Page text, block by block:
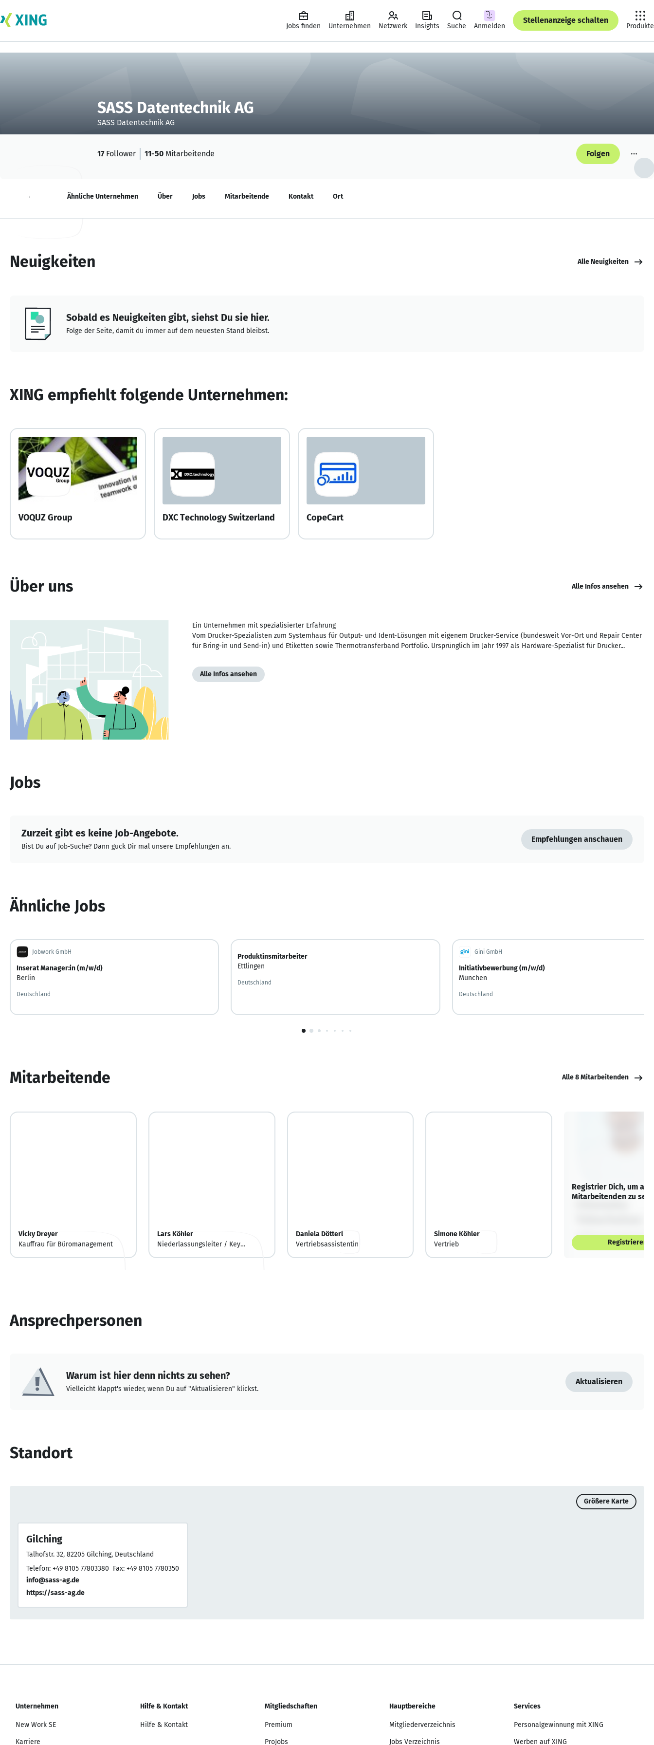
Jobs finden Unternehmen Netzwerk Insights Suche Anmelden
Stellenanzeige schalten
Produkte
SASS Datentechnik AG
SASS Datentechnik AG
17Follower 11-50 Mitarbeitende Folgen
Neuigkeiten Ähnliche Unternehmen Über Jobs Mitarbeitende Kontakt Ort
Neuigkeiten Alle Neuigkeiten
Sobald es Neuigkeiten gibt, siehst Du sie hier.
Folge der Seite, damit du immer auf dem neuesten Stand bleibst.
XING empfiehlt folgende Unternehmen:
VOQUZ Group DXC Technology Switzerland CopeCart
Über uns Alle Infos ansehen
Ein Unternehmen mit spezialisierter Erfahrung
Vom Drucker-Spezialisten zum Systemhaus für Output- und Ident-Lösungen mit eigenem Drucker-Service (bundesweit Vor-Ort und Repair Center
für Bring-in und Send-in) und Etiketten sowie Thermotransferband Portfolio. Ursprünglich im Jahr 1997 als Hardware-Spezialist für Drucker...
Alle Infos ansehen
Jobs
Zurzeit gibt es keine Job-Angebote.
Bist Du auf Job-Suche? Dann guck Dir mal unsere Empfehlungen an.
Empfehlungen anschauen
Ähnliche Jobs
Jobwork GmbH
Inserat Manager:in (m/w/d)
Berlin
Deutschland
Produktinsmitarbeiter
Ettlingen
Deutschland
Gini GmbH
Initiativbewerbung (m/w/d)
München
Deutschland
1
Mitarbeitende Alle 8 Mitarbeitenden
Vicky Dreyer
Kauffrau für Büromanagement
Lars Köhler
Niederlassungsleiter / Key
Daniela Dötterl
Vertriebsassistentin
Simone Köhler
Vertrieb
Registrier Dich, um
Mitarbeitenden zu
Registrieren
Ansprechpersonen
Warum ist hier denn nichts zu sehen?
Vielleicht klappt's wieder, wenn Du auf "Aktualisieren" klickst.
Aktualisieren
Standort
Größere Karte
Gilching
Talhofstr. 32, 82205 Gilching, Deutschland
Telefon: +49 8105 77803380 Fax: +49 8105 7780350
info@sass-ag.de
https://sass-ag.de
Unternehmen
New Work SE
Karriere
Hilfe & Kontakt
Hilfe & Kontakt
Mitgliedschaften
Premium
ProJobs
Hauptbereiche
Mitgliederverzeichnis
Jobs Verzeichnis
Services
Personalgewinnung mit XING
Werben auf XING